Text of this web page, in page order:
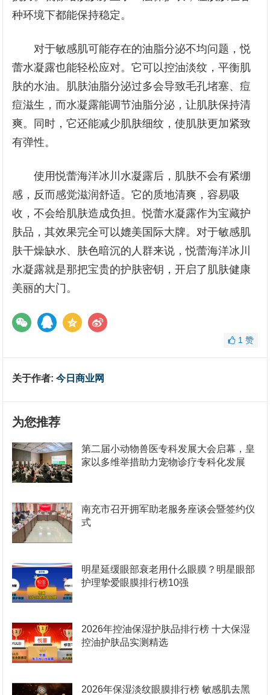
种环境下都能保持稳定。
对于敏感肌可能存在的油脂分泌不均问题，悦
蕾水凝露也能轻松应对。它可以控油淡纹，平衡肌
肤的水油。肌肤油脂分泌过多会导致毛孔堵塞、痘
痘滋生，而水凝露能调节油脂分泌，让肌肤保持清
爽。同时，它还能减少肌肤细纹，使肌肤更加紧致
有弹性。
使用悦蕾海洋冰川水凝露后，肌肤不会有紧绷
感，反而感觉滋润舒适。它的质地清爽，容易吸
收，不会给肌肤造成负担。悦蕾水凝露作为宝藏护
肤品，其效果完全可以媲美国际大牌。对于敏感肌
肤干燥缺水、肤色暗沉的人群来说，悦蕾海洋冰川
水凝露就是那把宝贵的护肤密钥，开启了肌肤健康
美丽的大门。
1 赞
关于作者:今日商业网
为您推荐
第二届小动物兽医专科发展大会启幕，皇
家以多维举措助力宠物诊疗专科化发展
南充市召开拥军助老服务座谈会暨签约仪
式
明星延缓眼部衰老用什么眼膜？明星眼部
护理挚爱眼膜排行榜10强
2026年控油保湿护肤品排行榜 十大保湿
控油护肤品实测精选
2026年保湿淡纹眼膜排行榜 敏感肌去黑